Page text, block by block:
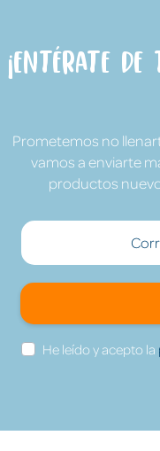
¡Entérate
Prometemos no
vamos a enviarte
productos
He leído y acepto la